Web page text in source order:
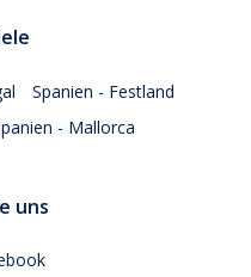
Spanien - Festland
- Mallorca
uns